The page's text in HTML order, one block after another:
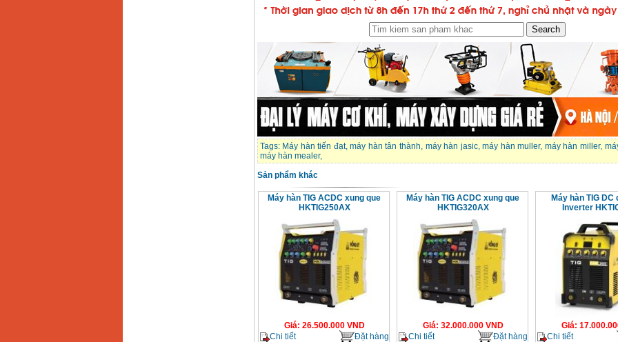
Tags: Máy hàn tiến đạt,máy hàn tân thành, máy hàn jasic,máy hàn muller, máy hàn miller,
máy hàn mealer,
Sản phẩm khác
Máy hàn TIG ACDC xung que
HKTIG250AX
Giá: 26.500.000VND
Chi tiết
Đặt hàng
Máy hàn TIG ACDC xung que
HKTIG320AX
Giá: 32.000.000VND
Chi tiết
Đặt hàng
Máy hàn TIG DC
Inverter
Giá:
Chi tiết